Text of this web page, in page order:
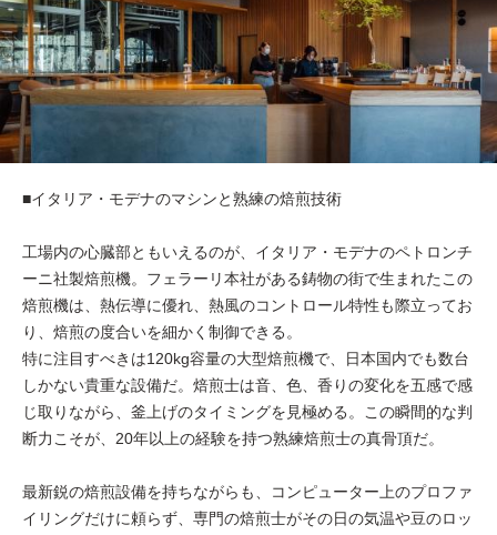
■イタリア・モデナのマシンと熟練の焙煎技術
工場内の心臓部ともいえるのが、イタリア・モデナのペトロンチ
ーニ社製焙煎機。フェラーリ本社がある鋳物の街で生まれたこの
焙煎機は、熱伝導に優れ、熱風のコントロール特性も際立ってお
り、焙煎の度合いを細かく制御できる。
特に注目すべきは120kg容量の大型焙煎機で、日本国内でも数台
しかない貴重な設備だ。焙煎士は音、色、香りの変化を五感で感
じ取りながら、釜上げのタイミングを見極める。この瞬間的な判
断力こそが、20年以上の経験を持つ熟練焙煎士の真骨頂だ。
最新鋭の焙煎設備を持ちながらも、コンピューター上のプロファ
イリングだけに頼らず、専門の焙煎士がその日の気温や豆のロッ